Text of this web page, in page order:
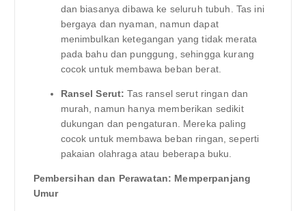
dan biasanya dibawa ke seluruh tubuh. Tas ini
bergaya dan nyaman, namun dapat
menimbulkan ketegangan yang tidak merata
pada bahu dan punggung, sehingga kurang
cocok untuk membawa beban berat.
Ransel Serut: Tas ransel serut ringan dan
murah, namun hanya memberikan sedikit
dukungan dan pengaturan. Mereka paling
cocok untuk membawa beban ringan, seperti
pakaian olahraga atau beberapa buku.
Pembersihan dan Perawatan: Memperpanjang
Umur